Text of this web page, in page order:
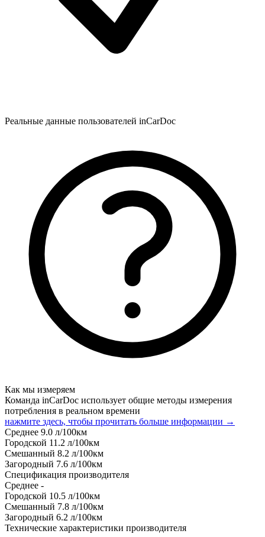
Реальные данные пользователей inCarDoc
Как мы измеряем
Команда inCarDoc использует общие методы измерения
потребления в реальном времени
нажмите здесь, чтобы прочитать больше информации →
Среднее 9.0 л/100км
Городской 11.2 л/100км
Смешанный 8.2 л/100км
Загородный 7.6 л/100км
Спецификация производителя
Среднее -
Городской 10.5 л/100км
Смешанный 7.8 л/100км
Загородный 6.2 л/100км
Технические характеристики производителя